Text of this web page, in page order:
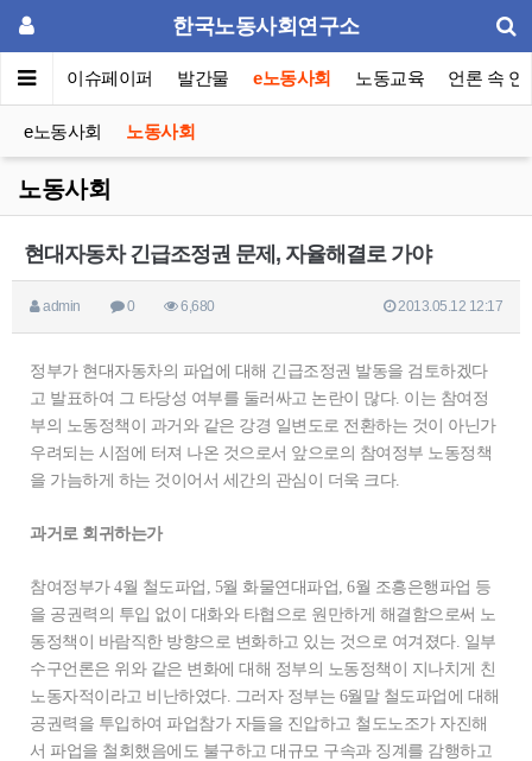
한국노동사회연구소
포럼 이슈페이퍼 발간물 e노동사회 노동교육 언론 속 연
e노동사회 노동사회
노동사회
현대자동차 긴급조정권 문제, 자율해결로 가야
admin 0 6,680 2013.05.12 12:17
정부가 현대자동차의 파업에 대해 긴급조정권 발동을 검토하겠다
고 발표하여 그 타당성 여부를 둘러싸고 논란이 많다. 이는 참여정
부의 노동정책이 과거와 같은 강경 일변도로 전환하는 것이 아닌가
우려되는 시점에 터져 나온 것으로서 앞으로의 참여정부 노동정책
을 가늠하게 하는 것이어서 세간의 관심이 더욱 크다.
과거로 회귀하는가
참여정부가 4월 철도파업, 5월 화물연대파업, 6월 조흥은행파업 등
을 공권력의 투입 없이 대화와 타협으로 원만하게 해결함으로써 노
동정책이 바람직한 방향으로 변화하고 있는 것으로 여겨졌다. 일부
수구언론은 위와 같은 변화에 대해 정부의 노동정책이 지나치게 친
노동자적이라고 비난하였다. 그러자 정부는 6월말 철도파업에 대해
공권력을 투입하여 파업참가 자들을 진압하고 철도노조가 자진해
서 파업을 철회했음에도 불구하고 대규모 구속과 징계를 감행하고